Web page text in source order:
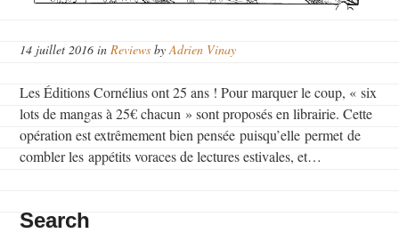
14 juillet 2016 in Reviews byAdrien Vinay
Les Éditions Cornélius ont 25 ans ! Pour marquer le coup, « six
lots de mangas à 25€ chacun » sont proposés en librairie. Cette
opération est extrêmement bien pensée puisqu’elle permet de
combler les appétits voraces de lectures estivales, et…
Search